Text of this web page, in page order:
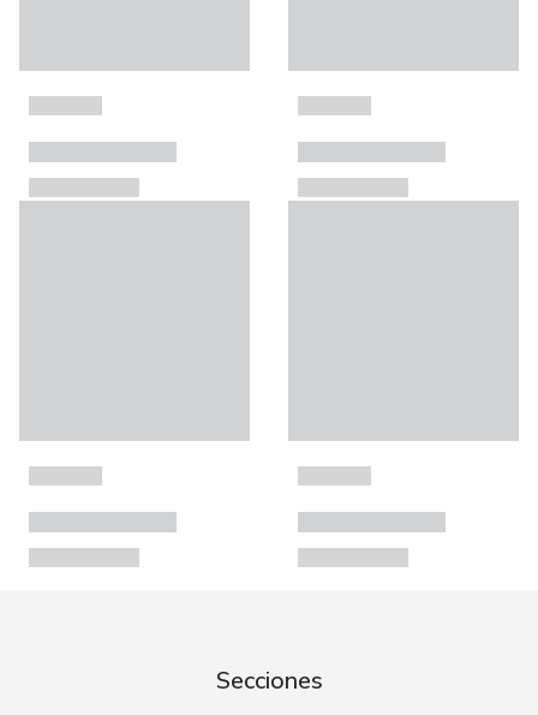
Secciones